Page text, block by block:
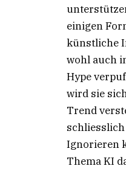
einigen
künstliche
wohl auch
Hype
wird sie
Trend
Ignorieren
Thema KI